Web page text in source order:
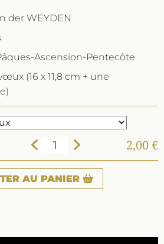
der WEYDEN
Ascension-Pentecôte
(16 x 11,8 cm + une
2,00 €
AU PANIER